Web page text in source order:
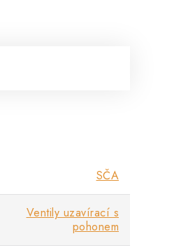
SČA
Ventily uzavírací s
pohonem